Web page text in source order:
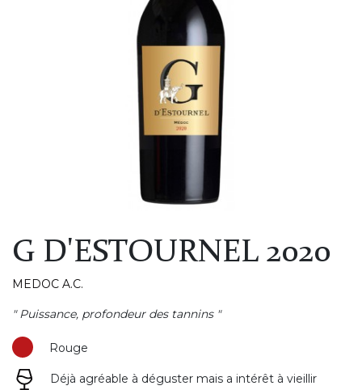
G D'ESTOURNEL 2020
MEDOC A.C.
" Puissance, profondeur des tannins "
Rouge
Déjà agréable à déguster mais a intérêt à vieillir